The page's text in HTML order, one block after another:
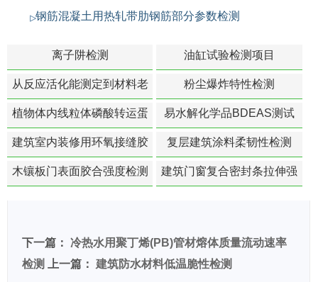
钢筋混凝土用热轧带肋钢筋部分参数检测
离子阱检测 油缸试验检测项目
从反应活化能测定到材料老
化寿命预测的经典模型
粉尘爆炸特性检测
植物体内线粒体磷酸转运蛋
白活性检测
易水解化学品BDEAS测试
建筑室内装修用环氧接缝胶
苯含量检测
复层建筑涂料柔韧性检测
木镶板门表面胶合强度检测
建筑门窗复合密封条拉伸强
下一篇： 冷热水用聚丁烯(PB)管材熔体质量流动速率
检测
上一篇： 建筑防水材料低温脆性检测